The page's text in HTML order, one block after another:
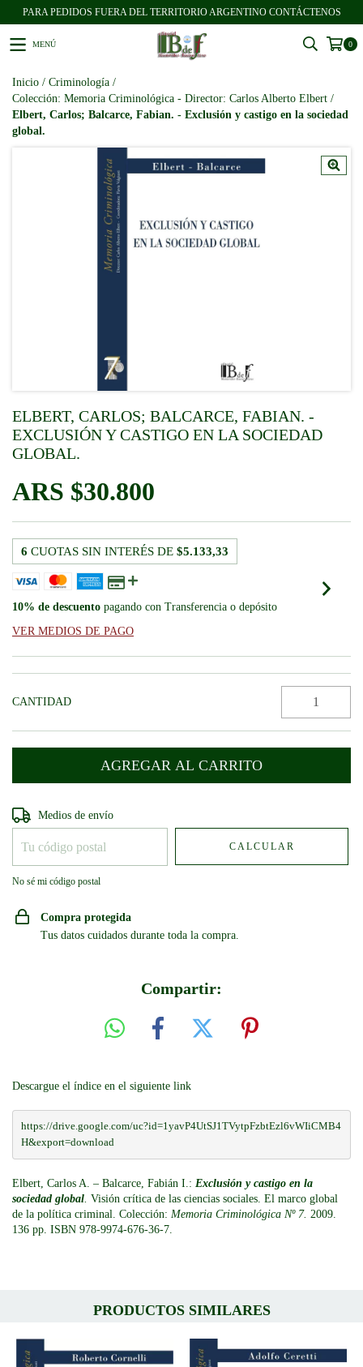
PARA PEDIDOS FUERA DEL TERRITORIO ARGENTINO CONTÁCTENOS
MENÚ 0
Inicio / Criminología /
Colección: Memoria Criminológica - Director: Carlos Alberto Elbert /
Elbert, Carlos; Balcarce, Fabian. - Exclusión y castigo en la sociedad
global.
ELBERT, CARLOS; BALCARCE, FABIAN. -
EXCLUSIÓN Y CASTIGO EN LA SOCIEDAD
GLOBAL.
$30.800
6 CUOTAS SIN INTERÉS DE $5.133,33
10% de descuento pagando con Transferencia o depósito
VER MEDIOS DE PAGO
CANTIDAD
Entregas para el CP:
Medios de envío
CALCULAR
No sé mi código postal
Compra protegida
Tus datos cuidados durante toda la compra.
Compartir:
Descargue el índice en el siguiente link
https://drive.google.com/uc?id=1yavP4UtSJ1TVytpFzbtEzl6vWIiCMB4
H&export=download
Elbert, Carlos A. – Balcarce, Fabián I.: Exclusión y castigo en la
sociedad global Visión crítica de las ciencias sociales. El marco global
de la política criminal. Colección: Memoria Criminológica Nº 7. 2009.
136 pp. ISBN 978-9974-676-36-7.
PRODUCTOS SIMILARES